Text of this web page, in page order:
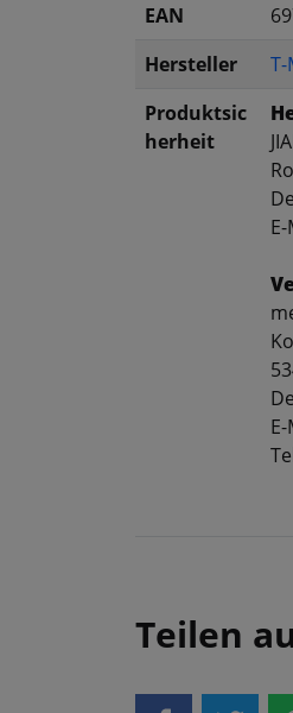
EAN
Hersteller
Produktsic
herheit
Teilen